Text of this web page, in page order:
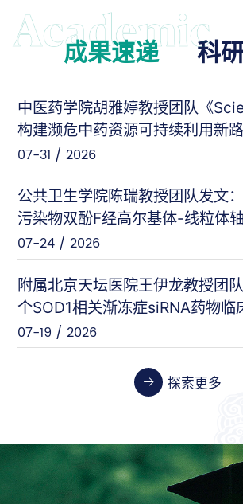
成果速递 科
中医药学院胡雅婷教授团队《
构建濒危中药资源可持续利用新
07-31 / 2026
公共卫生学院陈瑞教授团队发文
污染物双酚F经高尔基体-线粒体
对话的新机制
07-24 / 2026
附属北京天坛医院王伊龙教授团
个SOD1相关渐冻症siRNA药物临
体临床数据
07-19 / 2026
曲显俊等（基础医学院） PNAS
07-28 / 2026
07-17 / 2026
王刚等（安定医院） Cell Host
07-10 / 2026
张伟等（天坛医院）
探索更多